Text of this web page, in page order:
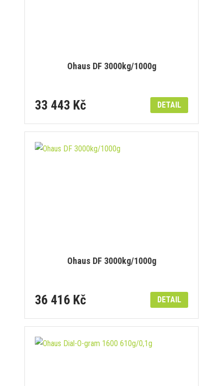
Ohaus DF 3000kg/1000g
33 443 Kč DETAIL
Ohaus DF 3000kg/1000g
36 416 Kč DETAIL